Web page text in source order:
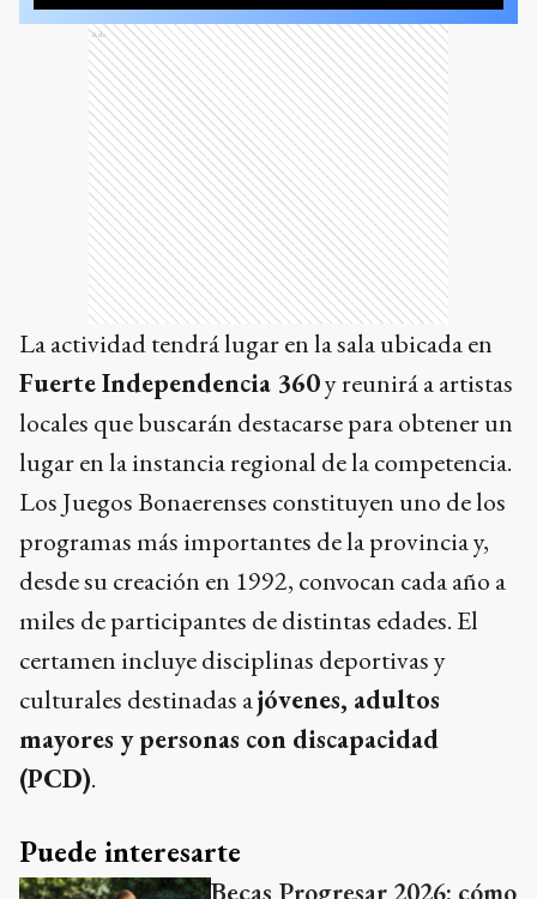
Ads
La actividad tendrá lugar en la sala ubicada en
Fuerte Independencia 360y reunirá a artistas
locales que buscarán destacarse para obtener un
lugar en la instancia regional de la competencia.
Los Juegos Bonaerenses constituyen uno de los
programas más importantes de la provincia y,
desde su creación en 1992, convocan cada año a
miles de participantes de distintas edades. El
certamen incluye disciplinas deportivas y
culturales destinadas ajóvenes, adultos
mayores y personas con discapacidad
(PCD).
Puede interesarte